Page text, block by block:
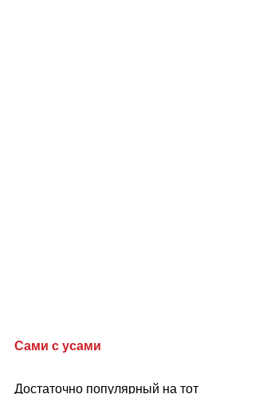
Сами с усами
Достаточно популярный на тот